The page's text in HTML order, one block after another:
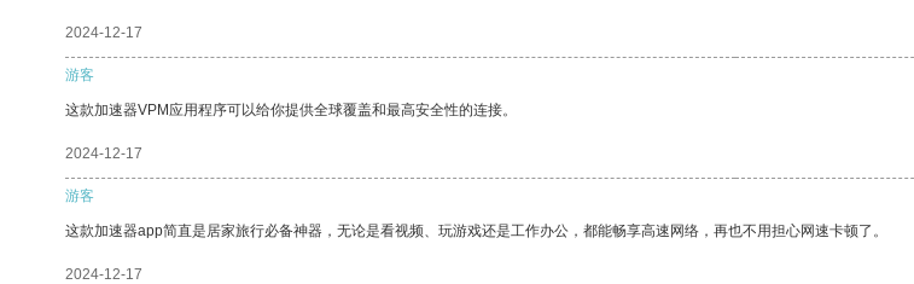
2024-12-17
游客
这款加速器VPM应用程序可以给你提供全球覆盖和最高安全性的连接。
2024-12-17
游客
这款加速器app简直是居家旅行必备神器，无论是看视频、玩游戏还是工作办公，都能畅享高速网络，再也不用担心网速卡顿了。
2024-12-17